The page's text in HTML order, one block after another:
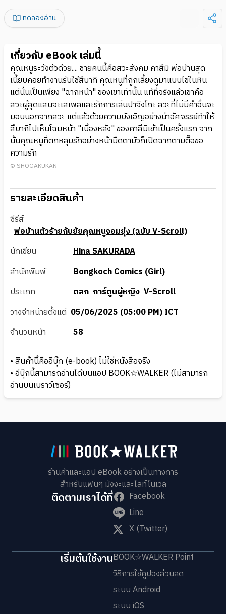
ทดลองอ่าน
เกี่ยวกับ eBook เล่มนี้
คุณหนูระวังตัวด้วย.... ชายคนนี้คือสวะสังคม คาสึมิ พ่อบ้านสุด
เนี้ยบคอยทำงานรับใช้สึบากิ คุณหนูที่ถูกเลี้ยงดูมาแบบไข่ในหิน
แต่นั่นเป็นเพียง "ฉากหน้า" ของเขาเท่านั้น แท้ที่จริงแล้วเขาคือ
สวะผู้สุดแสนจะเสเพลและรักการเล่นปาจิงโกะ สวะที่ไม่มีคำอื่นจะ
มอบนอกจากสวะ แต่แล้วด้วยความบังเอิญอย่างน่าอัศจรรย์ทำให้
สึบากิไปเห็นโฉมหน้า "เบื้องหลัง" ของคาสึมิเข้าเป็นครั้งแรก จาก
นั้นคุณหนูที่ตกหลุมรักอย่างหน้ามืดตามัวก็เปิดฉากตามตื๊อขอ
ความรัก
© SHOGAKUKAN
รายละเอียดสินค้า
ซีรีส์
พ่อบ้านตัวร้ายกับยัยคุณหนูจอมยุ่ง (ฉบับ V-Scroll)
นักเขียน
Hina SAKURADA
สำนักพิมพ์
Bongkoch Comics (Girl)
ประเภท
ตลก การ์ตูนผู้หญิง V-Scroll
วางจำหน่ายตั้งแต่ 05/06/2025 (05:00 PM) ICT
จำนวนหน้า
58
• สินค้านี้คืออีบุ๊ก (e-book) ไม่ใช่หนังสือจริง
• อีบุ๊กนี้สามารถอ่านได้บนแอป BOOK☆WALKER (ไม่สามารถ
อ่านบนเบราว์เซอร์)
ร้านค้าและแอป eBook อย่างเป็นทางการ
สำหรับแฟนๆ มังงะและไลท์โนเวล
ติดตามเราได้ที่
Facebook
Line
X (Twitter)
เริ่มต้นใช้งานBOOK☆WALKER Point
วิธีการใช้คูปองส่วนลด
ระบบ Android
ระบบ iOS